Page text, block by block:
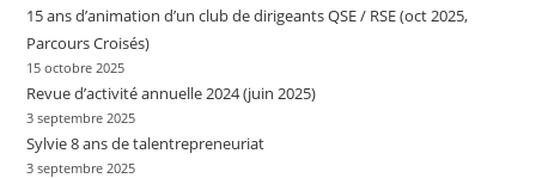
15 ans d’animation d’un club de dirigeants QSE / RSE (oct 2025,
Parcours Croisés)
15 octobre 2025
Revue d’activité annuelle 2024 (juin 2025)
3 septembre 2025
Sylvie 8 ans de talentrepreneuriat
3 septembre 2025